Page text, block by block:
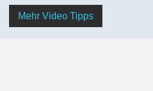
Mehr Video Tipps